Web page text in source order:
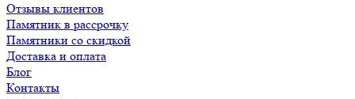
Отзывы клиентов
Памятник в рассрочку
Памятники со скидкой
Доставка и оплата
Блог
Контакты